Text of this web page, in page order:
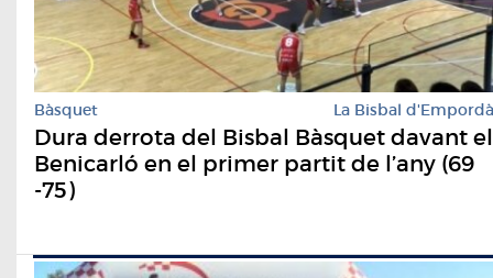
Bàsquet La Bisbal d'Empordà
Dura derrota del Bisbal Bàsquet davant el
Benicarló en el primer partit de l’any (69
-75)